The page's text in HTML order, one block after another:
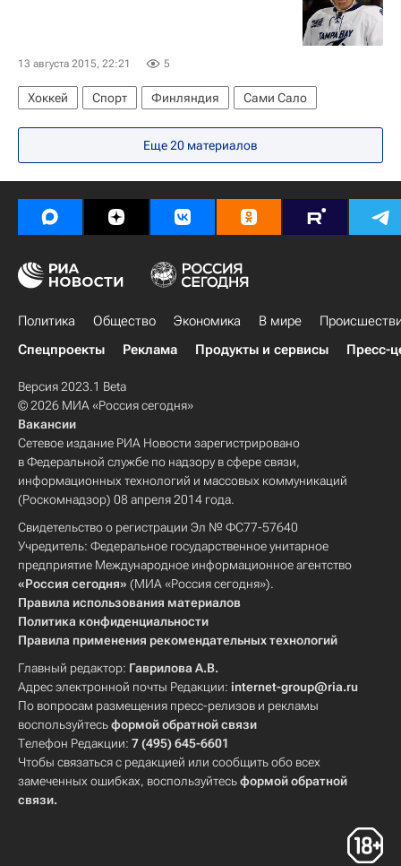
13 августа 2015, 22:21 5
Хоккей Спорт Финляндия Сами Сало
Еще 20 материалов
Политика Общество Экономика В мире
Спецпроекты
Реклама Продукты и сервисы Пресс-
Версия 2023.1 Beta
© 2026 МИА «Россия сегодня»
Вакансии
Сетевое издание РИА Новости зарегистрировано
в Федеральной службе по надзору в сфере связи,
информационных технологий и массовых коммуникаций
(Роскомнадзор) 08 апреля 2014 года.
Свидетельство о регистрации Эл № ФС77-57640
Учредитель: Федеральное государственное унитарное
предприятие Международное информационное агентство
«Россия сегодня» (МИА «Россия сегодня»).
Правила использования материалов
Политика конфиденциальности
Правила применения рекомендательных технологий
Главный редактор: Гаврилова А.В.
Адрес электронной почты Редакции: internet-group@ria.ru
По вопросам размещения пресс-релизов и рекламы
воспользуйтесьформой обратной связи
Телефон Редакции: 7 (495) 645-6601
Чтобы связаться с редакцией или сообщить обо всех
замеченных ошибках, воспользуйтесьформой обратной
связи.